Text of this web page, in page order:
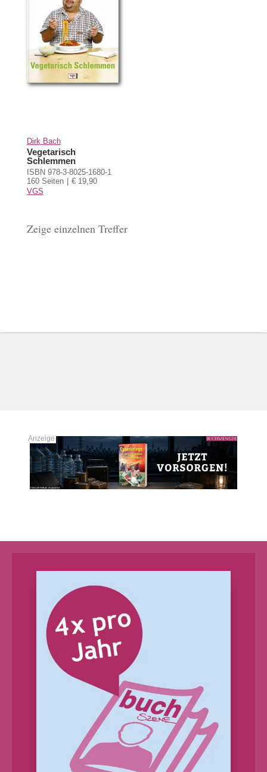
Dirk Bach
Vegetarisch
Schlemmen
ISBN 978-3-8025-1680-1
160 Seiten
€ 19,90
VGS
Zeige einzelnen Treffer